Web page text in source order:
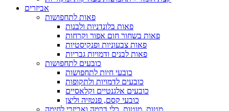
אביזרים
פאות לתחפושות
פאות בלונדניות ולבנות
פאות בשחור חום אפור וקרחות
פאות צבעוניות ופנקיסטיות
פאות לבנים ודמויות גבריות
כובעים לתחפושות
כובעי חיות לתחפושות
כובעים לדמויות ולתקופות
כובעים אלגנטיים וקלאסיים
כובעי קסם, פנטזיה וליצן
מטות, מוטות, כלי דרמה ואביזרי לחימה